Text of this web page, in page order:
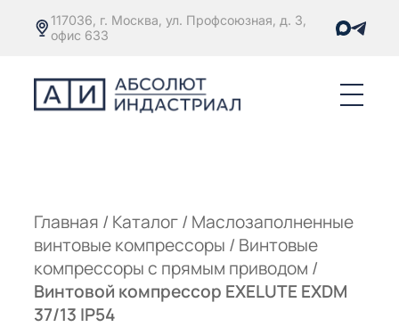
117036, г. Москва, ул. Профсоюзная, д. 3,
офис 633
Главная / Каталог/ Маслозаполненные
винтовые компрессоры / Винтовые
компрессоры с прямым приводом /
Винтовой компрессор EXELUTE EXDM
37/13 IP54